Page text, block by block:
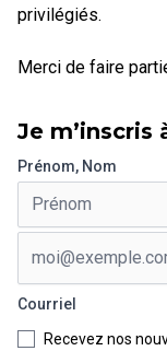
privilégiés.
Merci de faire
Je m’inscris
Prénom, Nom
Courriel
Recevez nos